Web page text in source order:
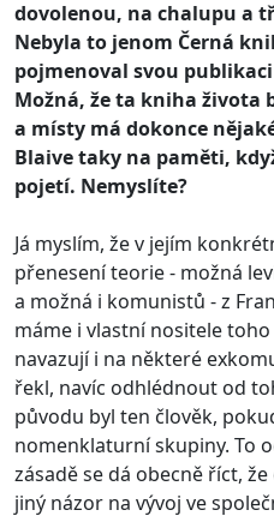
dovolenou, na chalupu a
Nebyla to jenom Černá
pojmenoval svou
Možná, že ta kniha života
a místy má dokonce
Blaive taky na paměti,
pojetí. Nemyslíte?
Já myslím, že v jejím
přenesení teorie - možná
a možná i komunistů - z
máme i vlastní nositele
navazují i na některé
řekl, navíc odhlédnout od
původu byl ten člověk,
nomenklaturní skupiny. To
zásadě se dá obecně říct,
jiný názor na vývoj ve